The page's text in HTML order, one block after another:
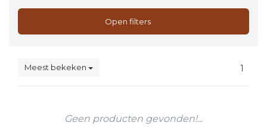
Open filters
Meest bekeken 1
Geen producten gevonden!...